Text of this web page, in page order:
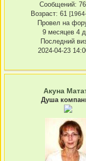
Сообщений:
Возраст: 61
Провел на
9 месяцев 4
Последний
2024-04-23
Акуна
Душа